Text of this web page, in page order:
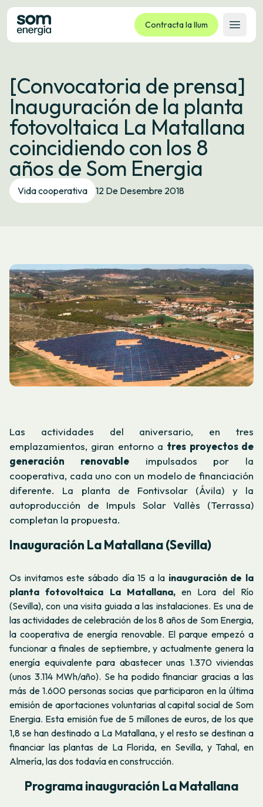
Contracta la llum
Obrir
Tarifes
Serveis
Empreses
La cooperativa
Contacte
Tràmits
Oficina virtual
[Convocatoria de prensa]
Inauguración de la planta
fotovoltaica La Matallana
coincidiendo con los 8
años de Som Energia
Vida cooperativa 12 De Desembre 2018
Las actividades del aniversario, en tres
emplazamientos, giran entorno a tres proyectos de
generación renovableimpulsados por la
cooperativa, cada uno con un modelo de financiación
diferente. La planta de Fontivsolar (Ávila) y la
autoproducción de Impuls Solar Vallès (Terrassa)
completan la propuesta.
Inauguración La Matallana (Sevilla)
Os invitamos este sábado día 15 a lainauguración de la
planta fotovoltaica La Matallana,en Lora del Río
(Sevilla), con una visita guiada a las instalaciones. Es una de
las actividades de celebración de los 8 años de Som Energia,
la cooperativa de energía renovable. El parque empezó a
funcionar a finales de septiembre, y actualmente genera la
energía equivalente para abastecer unas 1.370 viviendas
(unos 3.114 MWh/año). Se ha podido financiar gracias a las
más de 1.600 personas socias que participaron en la última
emisión de aportaciones voluntarias al capital social de Som
Energia. Esta emisión fue de 5 millones de euros, de los que
1,8 se han destinado a La Matallana, y el resto se destinan a
financiar las plantas de La Florida, en Sevilla, y Tahal, en
Almería, las dos todavía en construcción.
Programa inauguración La Matallana